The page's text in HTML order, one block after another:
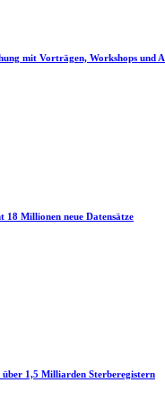
mit Vorträgen, Workshops und
Millionen neue Datensätze
1,5 Milliarden Sterberegistern